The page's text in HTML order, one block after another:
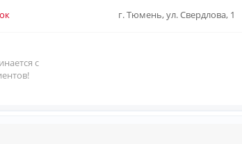
г. Тюмень, ул. Свердлова, 1
с